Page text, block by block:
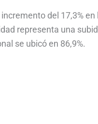
del 17,3% en
representa una
se ubicó en 86,9%.